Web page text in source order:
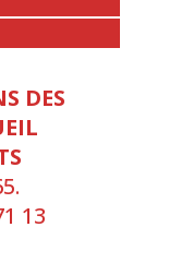
DES
13